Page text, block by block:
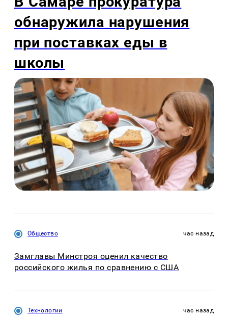
обнаружила нарушения
при поставках еды в
школы
Общество час назад
Замглавы Минстроя оценил качество
российского жилья по сравнению с США
Технологии час назад